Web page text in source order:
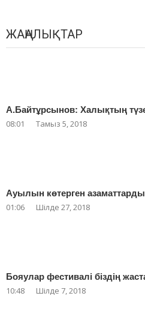
ЖАҢАЛЫҚТАР
А.Байтұрсынов: Халықтың
08:01 Тамыз 5, 2018
Ауылын көтерген
01:06 Шілде 27, 2018
Бояулар фестивалі біздің
10:48 Шілде 7, 2018